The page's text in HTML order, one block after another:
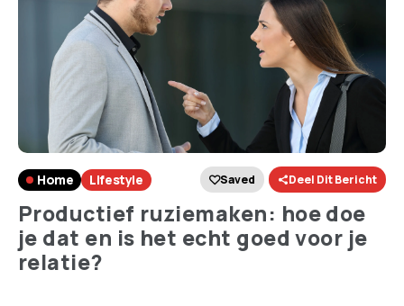
Home Lifestyle Saved Deel Dit Bericht
Productief ruziemaken: hoe doe
je dat en is het echt goed voor je
relatie?